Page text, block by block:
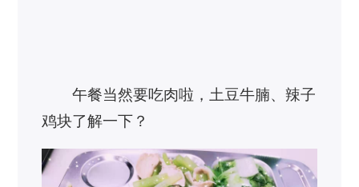
午餐当然要吃肉啦，土豆牛腩、辣子
鸡块了解一下？